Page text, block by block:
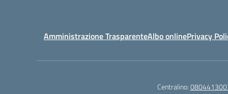
Amministrazione TrasparenteAlbo onlinePrivacy
Centralino: